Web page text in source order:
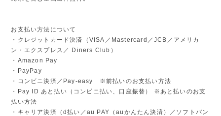
お支払い方法について
・クレジットカード決済（VISA／Mastercard／JCB／アメリカ
ン・エクスプレス／ Diners Club）
・Amazon Pay
・PayPay
・コンビニ決済／Pay-easy ※前払いのお支払い方法
・Pay ID あと払い（コンビニ払い、口座振替） ※あと払いのお支
払い方法
・キャリア決済（d払い／au PAY（auかんたん決済）／ソフトバン